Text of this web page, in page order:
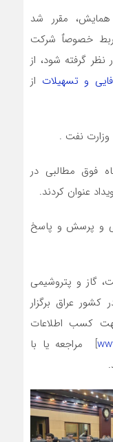
مقرر شد
خصوصٱ شرکت
گرفته شود، از
و تسهیلات از
وزارت نفت .
فوق مطالبی در
عنوان کردند.
و پرسش و پاسخ
گاز و پتروشیمی
۱۷ الی ۲۰ شهریور ماه ۱۴۰۵ در کشور عراق برگزار
کسب اطلاعات
] مراجعه یا با